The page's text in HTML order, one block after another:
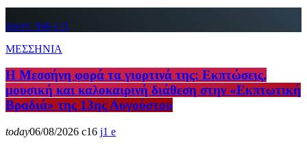
insert_link
1
ΜΕΣΣΗΝΙΑ
Η Μεσσήνη φορά τα γιορτινά της: Εκπτώσεις,
μουσική και καλοκαιρινή διάθεση στην «Εκπτωτική
Βραδιά» της 13ης Αυγούστου
today06/08/2026 16 1